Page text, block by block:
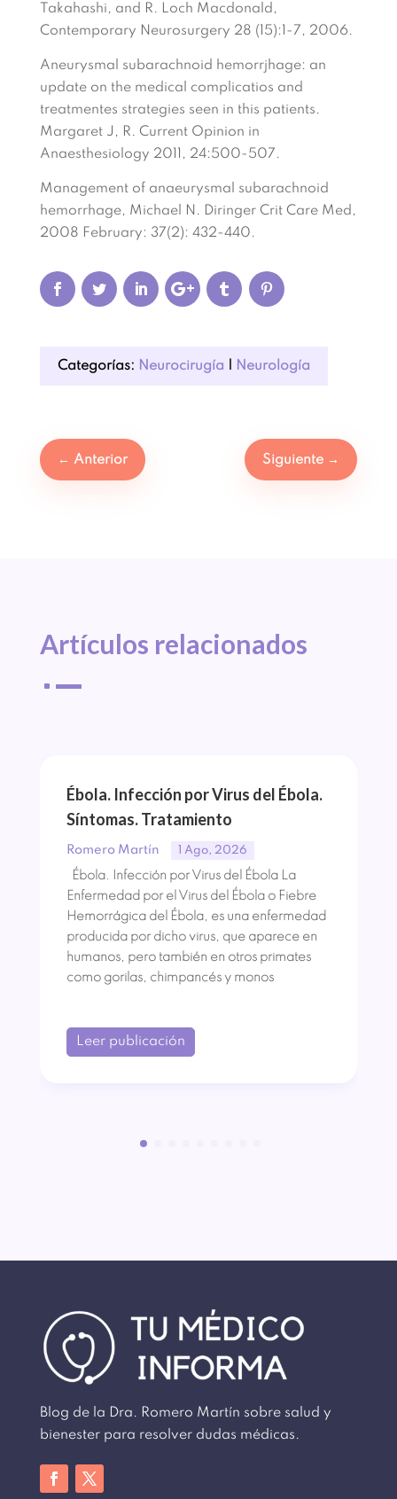
Takahashi, and R. Loch Macdonald,
Contemporary Neurosurgery 28 (15):1-7, 2006.
Aneurysmal subarachnoid hemorrjhage: an
update on the medical complicatios and
treatmentes strategies seen in this patients.
Margaret J, R. Current Opinion in
Anaesthesiology 2011, 24:500-507.
Management of anaeurysmal subarachnoid
hemorrhage, Michael N. Diringer Crit Care Med,
2008 February: 37(2): 432-440.
Categorías: Neurocirugía Neurología
← Anterior Siguiente →
Artículos relacionados
^
Ébola. Infección por Virus del Ébola.
Síntomas. Tratamiento
Romero Martín 1 Ago, 2026
Ébola. Infección por Virus del Ébola La
Enfermedad por el Virus del Ébola o Fiebre
Hemorrágica del Ébola, es una enfermedad
producida por dicho virus, que aparece en
humanos, pero también en otros primates
como gorilas, chimpancés y monos
Leer publicación
Blog de la Dra. Romero Martín sobre salud y
bienester para resolver dudas médicas.